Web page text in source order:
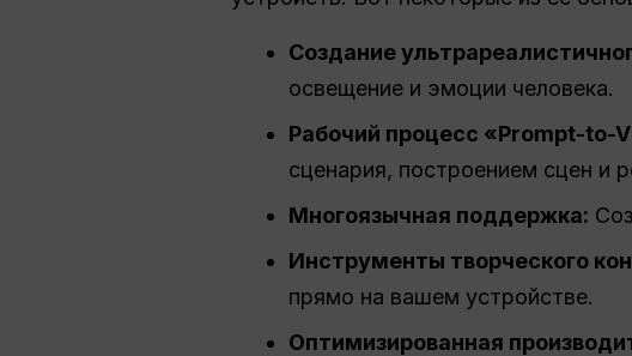
Создание
освещение и эмоции человека.
Рабочий процесс «Prompt-to-
сценария, построением сцен и
Многоязычная поддержка:
Инструменты творческого
прямо на вашем устройстве.
Оптимизированная